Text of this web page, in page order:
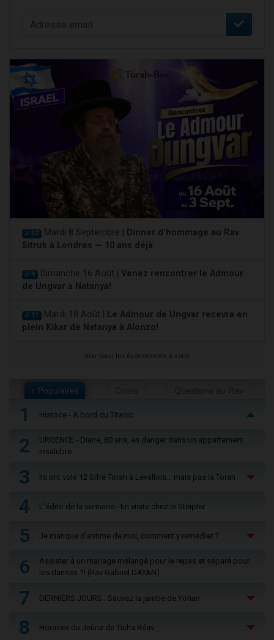
J-32 Mardi 8 Septembre |
Dinner d'hommage au Rav
Sitruk à Londres — 10 ans déjà
J-9 Dimanche 16 Août | Venez rencontrer le Admour
de Ungvar à Natanya!
J-11 Mardi 18 Août |
Le Admour de Ungvar recevra en
plein Kikar de Natanya à Alonzo!
Voir tous les événements à venir
+ Populaires
1 Histoire - À bord du Titanic
2
URGENCE - Diane, 80 ans, en danger dans un appartement
insalubre
3 Ils ont volé 12 Sifré Torah à Levallois… mais pas la Torah
4 L'édito de la semaine - En visite chez le Steipler
5 Je manque d'estime de moi, comment y remédier ?
6
Assister à un mariage mélangé pour le repas et séparé pour
les danses ?! (Rav Gabriel DAYAN)
7 DERNIERS JOURS : Sauvez la jambe de Yohan
8 Horaires du Jeûne de Ticha Béav